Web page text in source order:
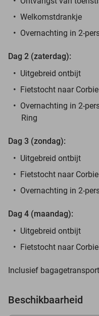
Welkomstdrankje
Overnachting in 2-
Dag 2 (zaterdag):
Uitgebreid ontbijt
Fietstocht naar
Overnachting in 2-
Ring
Dag 3 (zondag):
Uitgebreid ontbijt
Fietstocht naar Corbie
Overnachting in 2-
Dag 4 (maandag):
Uitgebreid ontbijt
Fietstocht naar
Inclusief
Beschikbaarheid